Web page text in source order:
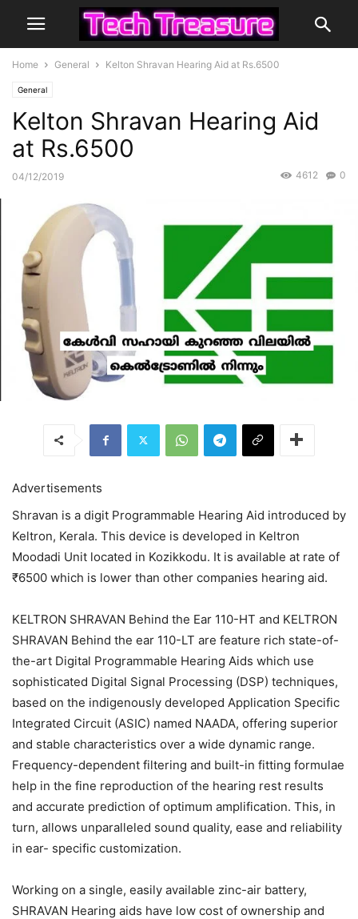
Home General Kelton Shravan Hearing Aid at Rs.6500
General
Kelton Shravan Hearing Aid
at Rs.6500
04/12/2019 0
4612
Advertisements
Shravan is a digit Programmable Hearing Aid introduced by
Keltron, Kerala. This device is developed in Keltron
Moodadi Unit located in Kozikkodu. It is available at rate of
₹6500 which is lower than other companies hearing aid.
KELTRON SHRAVAN Behind the Ear 110-HT and KELTRON
SHRAVAN Behind the ear 110-LT are feature rich state-of-
the-art Digital Programmable Hearing Aids which use
sophisticated Digital Signal Processing (DSP) techniques,
based on the indigenously developed Application Specific
Integrated Circuit (ASIC) named NAADA, offering superior
and stable characteristics over a wide dynamic range.
Frequency-dependent filtering and built-in fitting formulae
help in the fine reproduction of the hearing rest results
and accurate prediction of optimum amplification. This, in
turn, allows unparalleled sound quality, ease and reliability
in ear- specific customization.
Working on a single, easily available zinc-air battery,
SHRAVAN Hearing aids have low cost of ownership and